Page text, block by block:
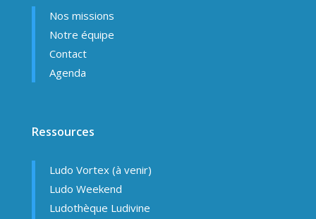
Nos missions
Notre équipe
Contact
Agenda
Ressources
Ludo Vortex (à venir)
Ludo Weekend
Ludothèque Ludivine